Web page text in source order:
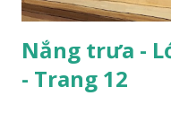
Nắng trưa -
- Trang 12